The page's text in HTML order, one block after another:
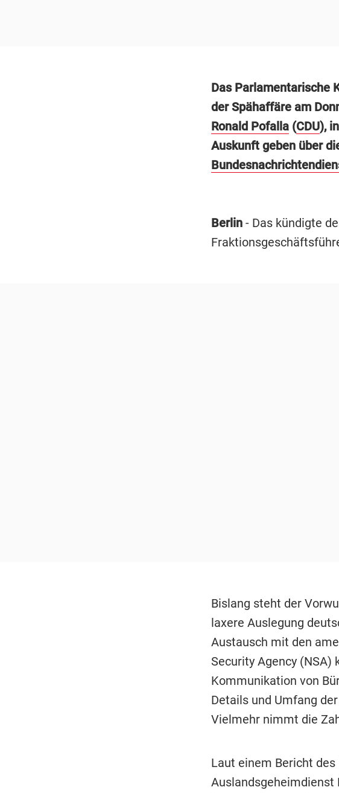
Das Parlamentarische
der Spähaffäre am
Ronald Pofalla(CDU),
Auskunft geben über
Berlin- Das kündigte
Bislang steht der
laxere Auslegung
Austausch mit den
Security Agency
Kommunikation von
Details und Umfang
Vielmehr nimmt die
Laut einem Bericht
Auslandsgeheimdienst